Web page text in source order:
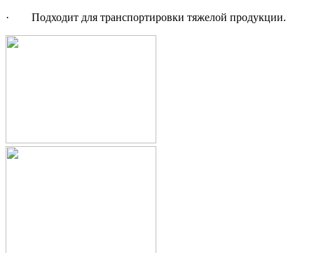
· Подходит для транспортировки тяжелой продукции.